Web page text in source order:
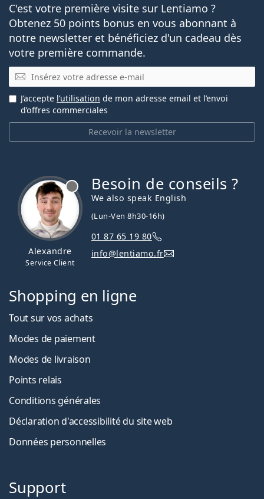
C'est votre première visite sur Lentiamo ?
Obtenez 50 points bonus en vous abonnant à
notre newsletter et bénéficiez d'un cadeau dès
votre première commande.
E-mail
Recevoir la newsletter
J’accepte l’utilisation de mon adresse email et l’envoi
d’offres commerciales
Alexandre
Service Client
Besoin de conseils ?
We also speak English
(Lun-Ven 8h30-16h)
01 87 65 19 80
info@lentiamo.fr
Shopping en ligne
Tout sur vos achats
Modes de paiement
Modes de livraison
Points relais
Conditions générales
Déclaration d'accessibilité du site web
Données personnelles
Support